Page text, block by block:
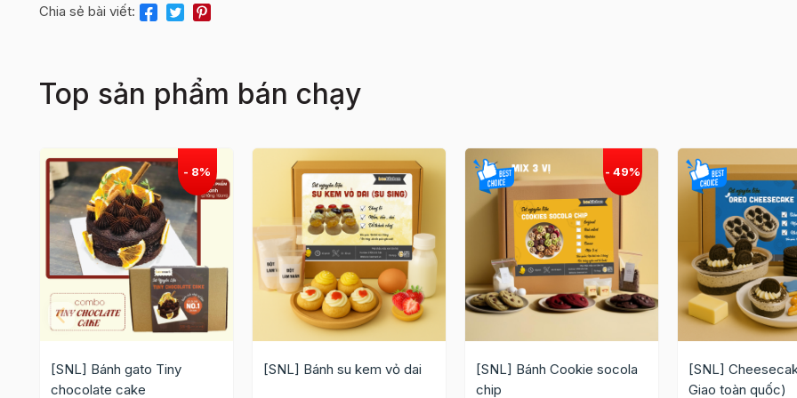
Chia sẻ bài viết:
Top sản phẩm bán chạy
[SNL] Bánh gato Tiny
chocolate cake
[SNL] Bánh su kem vỏ dai
[SNL] Bánh Cookie socola
chip
[SNL]
Giao toàn quốc)